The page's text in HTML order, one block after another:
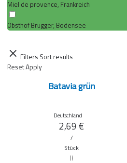
Miel de provence, Frankreich
Obsthof Brugger, Bodensee
Filters Sort results
ResetApply
Batavia grün
Deutschland
2,69 €
/
Stück
()